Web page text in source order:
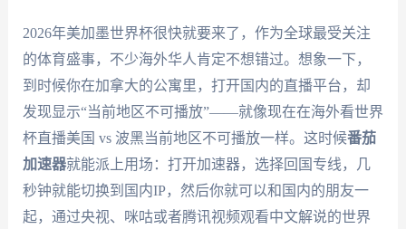
2026年美加墨世界杯很快就要来了，作为全球最受关注
的体育盛事，不少海外华人肯定不想错过。想象一下，
到时候你在加拿大的公寓里，打开国内的直播平台，却
发现显示“当前地区不可播放”——就像现在在海外看世界
杯直播美国 vs 波黑当前地区不可播放一样。这时候番茄
加速器就能派上用场：打开加速器，选择回国专线，几
秒钟就能切换到国内IP，然后你就可以和国内的朋友一
起，通过央视、咪咕或者腾讯视频观看中文解说的世界